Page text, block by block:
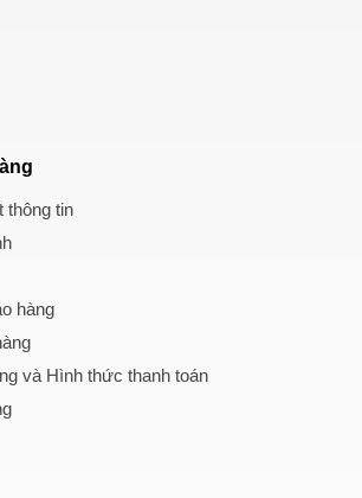
thông tin
hàng
và Hình thức thanh toán